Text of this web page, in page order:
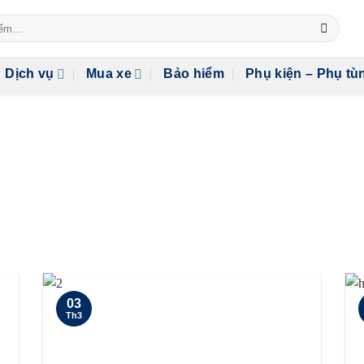
Dịch vụ Mua xe Bảo hiểm Phụ kiện – Phụ
03
Th3